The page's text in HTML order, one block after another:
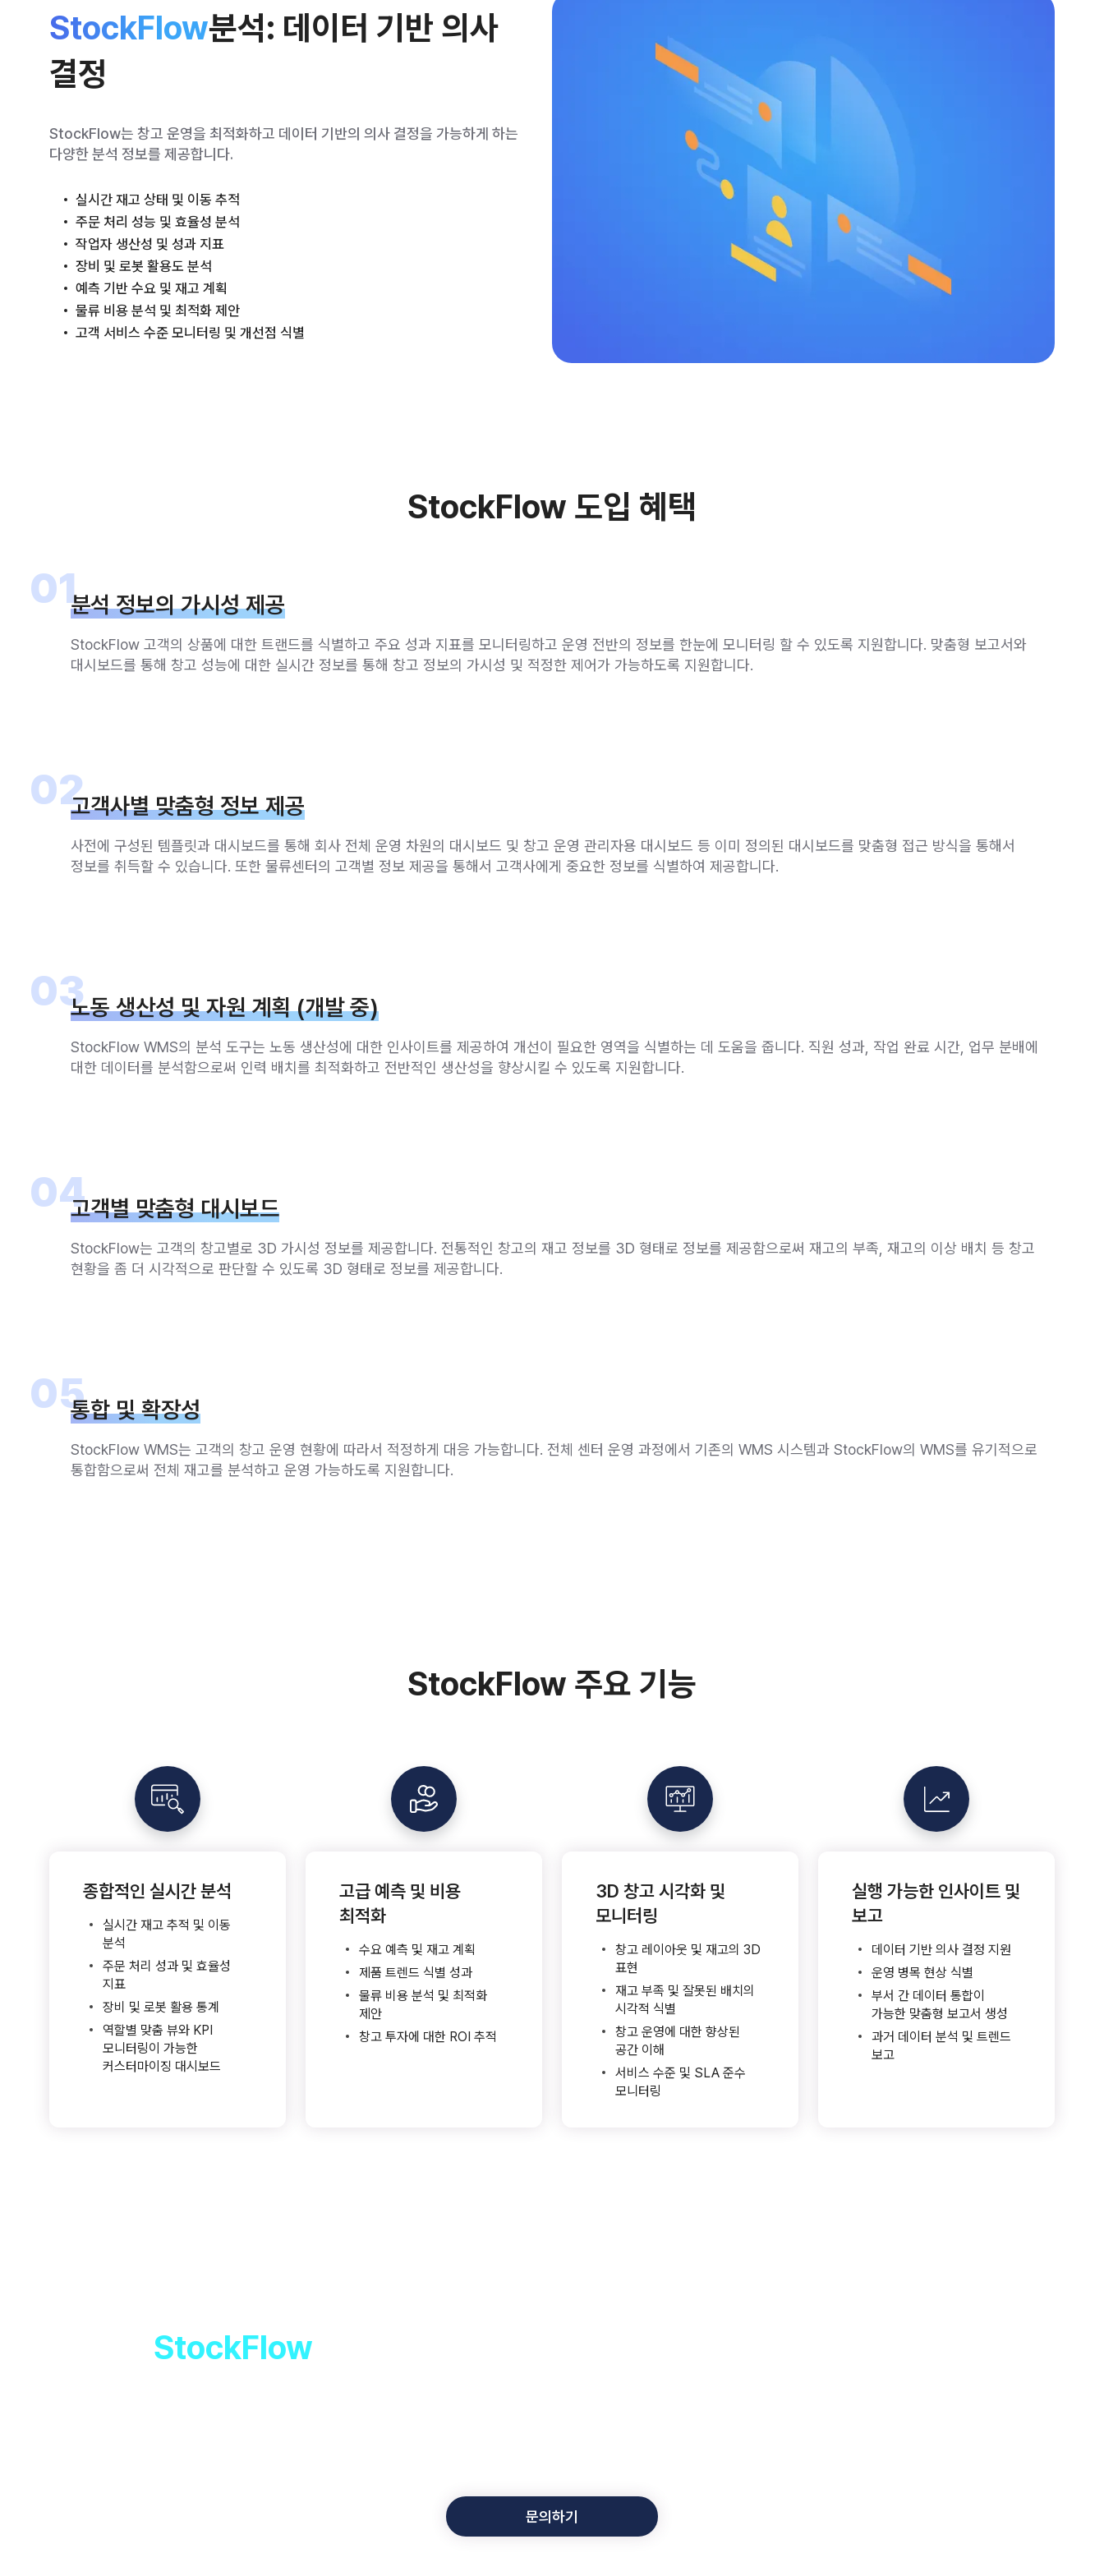
StockFlow분석: 데이터 기반 의사
결정
StockFlow는 창고 운영을 최적화하고 데이터 기반의 의사 결정을 가능하게 하는
다양한 분석 정보를 제공합니다.
실시간 재고 상태 및 이동 추적
주문 처리 성능 및 효율성 분석
작업자 생산성 및 성과 지표
장비 및 로봇 활용도 분석
예측 기반 수요 및 재고 계획
물류 비용 분석 및 최적화 제안
고객 서비스 수준 모니터링 및 개선점 식별
StockFlow 도입 혜택
01분석 정보의 가시성 제공
StockFlow 고객의 상품에 대한 트랜드를 식별하고 주요 성과 지표를 모니터링하고 운영 전반의 정보를 한눈에 모니터링 할 수 있도록 지원합니다. 맞춤형 보고서와
대시보드를 통해 창고 성능에 대한 실시간 정보를 통해 창고 정보의 가시성 및 적정한 제어가 가능하도록 지원합니다.
02고객사별 맞춤형 정보 제공
사전에 구성된 템플릿과 대시보드를 통해 회사 전체 운영 차원의 대시보드 및 창고 운영 관리자용 대시보드 등 이미 정의된 대시보드를 맞춤형 접근 방식을 통해서
정보를 취득할 수 있습니다. 또한 물류센터의 고객별 정보 제공을 통해서 고객사에게 중요한 정보를 식별하여 제공합니다.
03노동 생산성 및 자원 계획 (개발 중)
StockFlow WMS의 분석 도구는 노동 생산성에 대한 인사이트를 제공하여 개선이 필요한 영역을 식별하는 데 도움을 줍니다. 직원 성과, 작업 완료 시간, 업무 분배에
대한 데이터를 분석함으로써 인력 배치를 최적화하고 전반적인 생산성을 향상시킬 수 있도록 지원합니다.
04고객별 맞춤형 대시보드
StockFlow는 고객의 창고별로 3D 가시성 정보를 제공합니다. 전통적인 창고의 재고 정보를 3D 형태로 정보를 제공함으로써 재고의 부족, 재고의 이상 배치 등 창고
현황을 좀 더 시각적으로 판단할 수 있도록 3D 형태로 정보를 제공합니다.
05통합 및 확장성
StockFlow WMS는 고객의 창고 운영 현황에 따라서 적정하게 대응 가능합니다. 전체 센터 운영 과정에서 기존의 WMS 시스템과 StockFlow의 WMS를 유기적으로
통합함으로써 전체 재고를 분석하고 운영 가능하도록 지원합니다.
StockFlow 주요 기능
종합적인 실시간 분석
실시간 재고 추적 및 이동
분석
주문 처리 성과 및 효율성
지표
장비 및 로봇 활용 통계
역할별 맞춤 뷰와 KPI
모니터링이 가능한
커스터마이징 대시보드
고급 예측 및 비용
최적화
수요 예측 및 재고 계획
제품 트렌드 식별 성과
물류 비용 분석 및 최적화
제안
창고 투자에 대한 ROI 추적
3D 창고 시각화 및
모니터링
창고 레이아웃 및 재고의 3D
표현
재고 부족 및 잘못된 배치의
시각적 식별
창고 운영에 대한 향상된
공간 이해
서비스 수준 및 SLA 준수
모니터링
실행 가능한 인사이트 및
보고
데이터 기반 의사 결정 지원
운영 병목 현상 식별
부서 간 데이터 통합이
가능한 맞춤형 보고서 생성
과거 데이터 분석 및 트렌드
보고
StockFlow
문의하기